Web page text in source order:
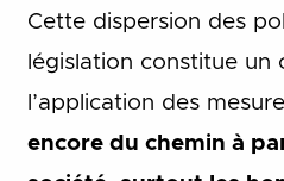
Cette dispersion des
législation constitue un
l’application des
encore du chemin à